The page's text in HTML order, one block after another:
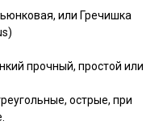
или Гречишка
прочный, простой или
острые, при